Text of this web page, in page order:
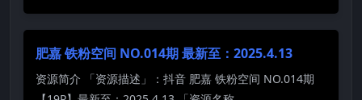
肥嘉 铁粉空间 NO.014期 最新至：2025.4.13
资源简介 「资源描述」：抖音 肥嘉 铁粉空间 NO.014期